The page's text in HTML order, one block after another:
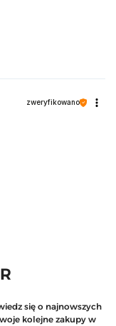
zweryfikowano
się o najnowszych
kolejne zakupy w